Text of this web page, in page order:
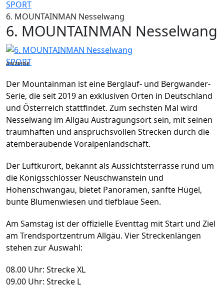
SPORT
6. MOUNTAINMAN Nesselwang
6. MOUNTAINMAN Nesselwang
SPORT
ANZEIGE
Der Mountainman ist eine Berglauf- und Bergwander-
Serie, die seit 2019 an exklusiven Orten in Deutschland
und Österreich stattfindet. Zum sechsten Mal wird
Nesselwang im Allgäu Austragungsort sein, mit seinen
traumhaften und anspruchsvollen Strecken durch die
atemberaubende Voralpenlandschaft.
Der Luftkurort, bekannt als Aussichtsterrasse rund um
die Königsschlösser Neuschwanstein und
Hohenschwangau, bietet Panoramen, sanfte Hügel,
bunte Blumenwiesen und tiefblaue Seen.
Am Samstag ist der offizielle Eventtag mit Start und Ziel
am Trendsportzentrum Allgäu. Vier Streckenlängen
stehen zur Auswahl:
08.00 Uhr: Strecke XL
09.00 Uhr: Strecke L